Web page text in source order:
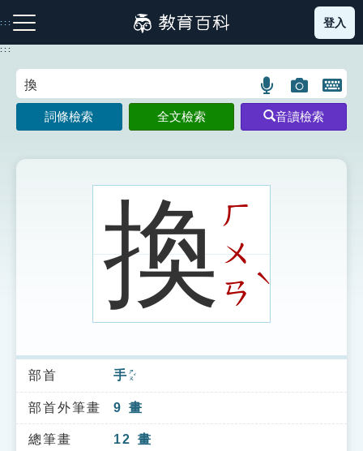
到
主
:::
注音索引圖示 筆畫索引圖示 部首索引表圖示
索引選單
知識索引
單字索引
登入
:::
語
言
搜
示
圖
片
搜
開
鍵
圖
詞條檢索 全文檢索 音讀檢索
換ㄏ
ㄨ
ㄢ
ˋ
部首 手 ㄕㄡˇ
部首外筆畫 9 畫
總筆畫 12 畫